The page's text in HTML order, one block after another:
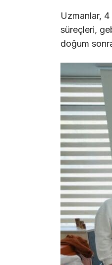
Uzmanlar, 4
süreçleri,
doğum